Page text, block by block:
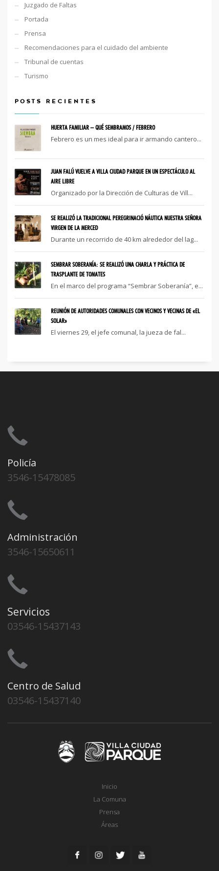
Juzgado de Faltas
Portada
Prensa
Recomendaciones para el cuidado del ambiente
Tribunal de cuentas
Turismo
POSTS RECIENTES
HUERTA FAMILIAR – QUÉ SEMBRAMOS / FEBRERO
Febrero es un mes ideal para ir armando cantero...
JUAN FALÚ VUELVE A VILLA CIUDAD PARQUE EN UN ESPECTÁCULO AL
AIRE LIBRE
Organizado por la Dirección de Culturas de Vill...
SE REALIZÓ LA TRADICIONAL PEREGRINACIÓ NÁUTICA NUESTRA SEÑORA
VIRGEN DE LA MERCED
Durante un recorrido de 40 km alrededor del lag...
SEMBRAR SOBERANÍA: SE REALIZÓ UNA CHARLA Y PRÁCTICA DE
TRASPLANTE DE TOMATES
En el marco del programa “Sembrar Soberanía”, e...
REUNIÓN DE AUTORIDADES COMUNALES CON VECINOS Y VECINAS DE «EL
SOLAR»
El viernes 29, el jefe comunal, la jueza de fal...
Policía
3546-15478085
Administración
3546-15650611
Servicios
03546-15437143
Centro de Salud
03546-15437140
Inicio
La Comuna
Prensa
Áreas